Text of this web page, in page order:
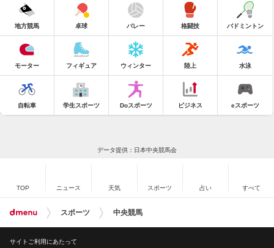
地方競馬 卓球 バレー 格闘技 バドミントン
モーター フィギュア ウィンター 陸上 水泳
自転車 学生スポーツ Doスポーツ ビジネス eスポーツ
データ提供：日本中央競馬会
TOP ニュース 天気 スポーツ 占い すべて
スポーツ 中央競馬
サイトご利用にあたって